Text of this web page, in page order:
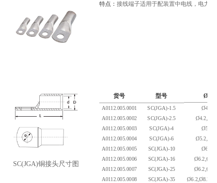
特点： 接线端子适用于配装置中电线，电力
SC(JGA)铜接头尺寸图
货号 型号
A0112.005.0001 SC(JGA)-1.5
A0112.005.0002
SC(JGA)-2.5
A0112.005.0003
SC(JGA)-4
A0112.005.0004
SC(JGA)-6
A0112.005.0005
SC(JGA)-10
A0112.005.0006
SC(JGA)-16
A0112.005.0007
SC(JGA)-25
A0112.005.0008
SC(JGA)-35